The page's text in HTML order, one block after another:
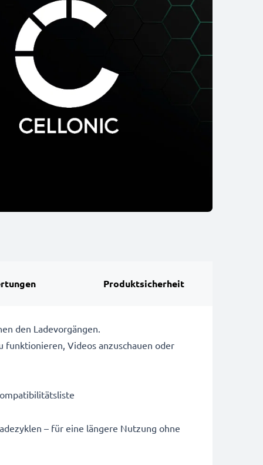
Produktsicherheit
den Ladevorgängen.
funktionieren, Videos anzuschauen oder
– für eine längere Nutzung ohne